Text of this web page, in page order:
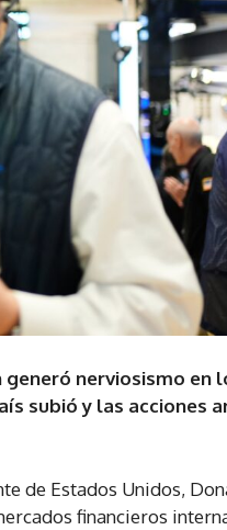
nerviosismo en
subió y las acciones
de Estados Unidos,
financieros